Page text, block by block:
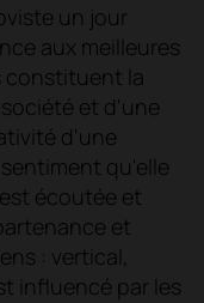
un jour
aux meilleures
constituent la
et d'une
d'une
qu'elle
écoutée et
et
: vertical,
influencé par les